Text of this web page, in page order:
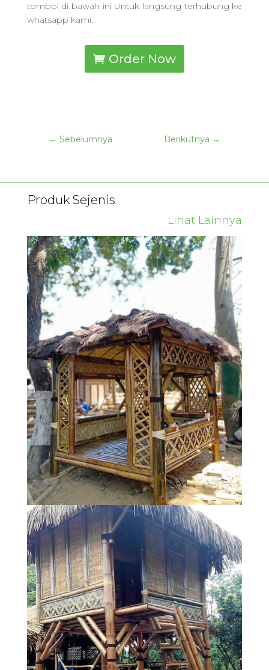
tombol di bawah ini Untuk langsung terhubung ke
whatsapp kami.
Order Now
← Sebelumnya Berikutnya →
Produk Sejenis
Lihat Lainnya